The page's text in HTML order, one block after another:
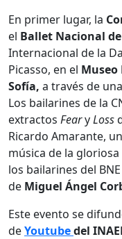
En primer lugar, la
el Ballet Nacional
Internacional de la
Picasso, en el Museo
Sofía, a través de
Los bailarines de la
extractos FearyLoss
Ricardo Amarante,
música de la
los bailarines del
de Miguel Ángel
Este evento se
deYoutubedel